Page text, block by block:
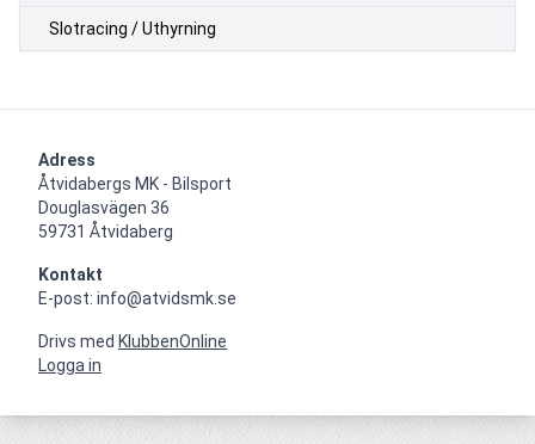
Slotracing / Uthyrning
Adress
Åtvidabergs MK - Bilsport
Douglasvägen 36
59731 Åtvidaberg
Kontakt
E-post: info@atvidsmk.se
Drivs med KlubbenOnline
Logga in